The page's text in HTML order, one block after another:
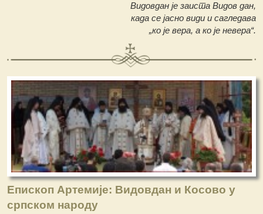
Видовдан је заиста Видов дан,
када се јасно види и сагледава
„ко је вера, а ко је невера“.
Епископ Артемије: Видовдан и Косово у
српском народу